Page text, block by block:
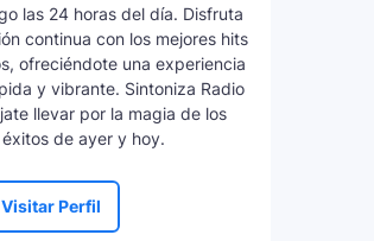
las 24 horas del día. Disfruta
continua con los mejores hits
ofreciéndote una experiencia
y vibrante. Sintoniza Radio
llevar por la magia de los
éxitos de ayer y hoy.
Visitar Perfil